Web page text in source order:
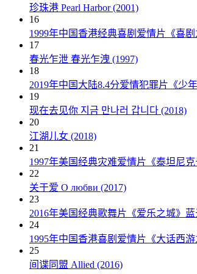
珍珠港 Pearl Harbor (2001)
16
1999年中国香港经典喜剧爱情片《喜
17
春光乍泄 春光乍洩 (1997)
18
2019年中国大陆8.4分爱情犯罪片《少
19
现在去见你 지금 만나러 갑니다 (2018)
20
江湖儿女 (2018)
21
1997年美国经典灾难爱情片《泰坦尼
22
关于爱 О любви (2017)
23
2016年美国经典歌舞片《爱乐之城》
24
1995年中国香港喜剧爱情片《大话西
25
间谍同盟 Allied (2016)